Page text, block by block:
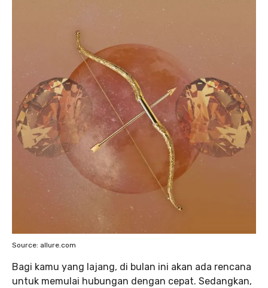
Source: allure.com
Bagi kamu yang lajang, di bulan ini akan ada rencana
untuk memulai hubungan dengan cepat. Sedangkan,